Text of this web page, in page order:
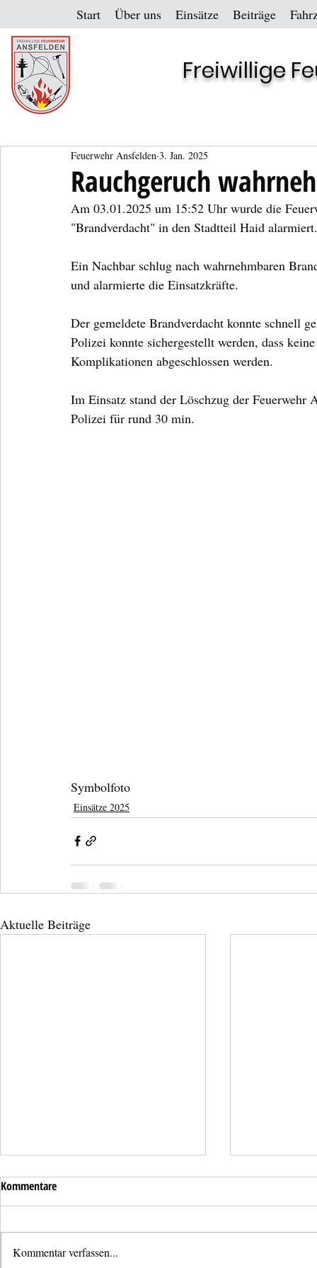
Start Über uns Einsätze Beiträge
Freiwillige
Rauchgeruch
Feuerwehr Ansfelden 3. Jan. 2025
Am 03.01.2025 um 15:52 Uhr wurde die
"Brandverdacht" in den Stadtteil Haid alarmiert.
Ein Nachbar schlug nach wahrnehmbaren
und alarmierte die Einsatzkräfte.
Der gemeldete Brandverdacht konnte schnell
Polizei konnte sichergestellt werden, dass
Komplikationen abgeschlossen werden.
Im Einsatz stand der Löschzug der
Polizei für rund 30 min.
Symbolfoto
Einsätze 2025
Aktuelle Beiträge
Kommentare
Kommentar verfassen...